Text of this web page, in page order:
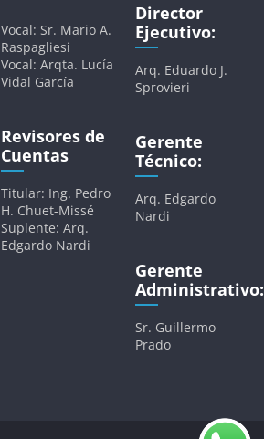
Vocal: Sr. Mario A.
Raspagliesi
Vocal: Arqta. Lucía
Vidal García
Revisores de
Cuentas
Titular: Ing. Pedro
H. Chuet-Missé
Suplente: Arq.
Edgardo Nardi
Director
Ejecutivo:
Arq. Eduardo J.
Sprovieri
Gerente
Técnico:
Arq. Edgardo
Nardi
Gerente
Administrativo:
Sr. Guillermo
Prado